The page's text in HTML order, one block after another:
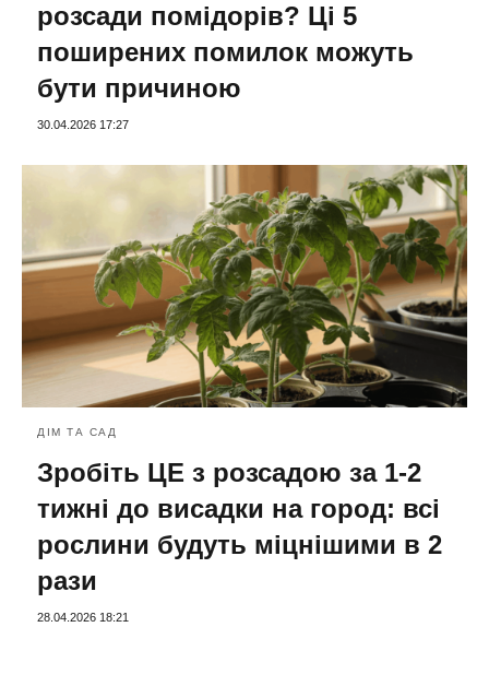
розсади помідорів? Ці 5
поширених помилок можуть
бути причиною
30.04.2026 17:27
ДІМ ТА САД
Зробіть ЦЕ з розсадою за 1-2
тижні до висадки на город: всі
рослини будуть міцнішими в 2
рази
28.04.2026 18:21